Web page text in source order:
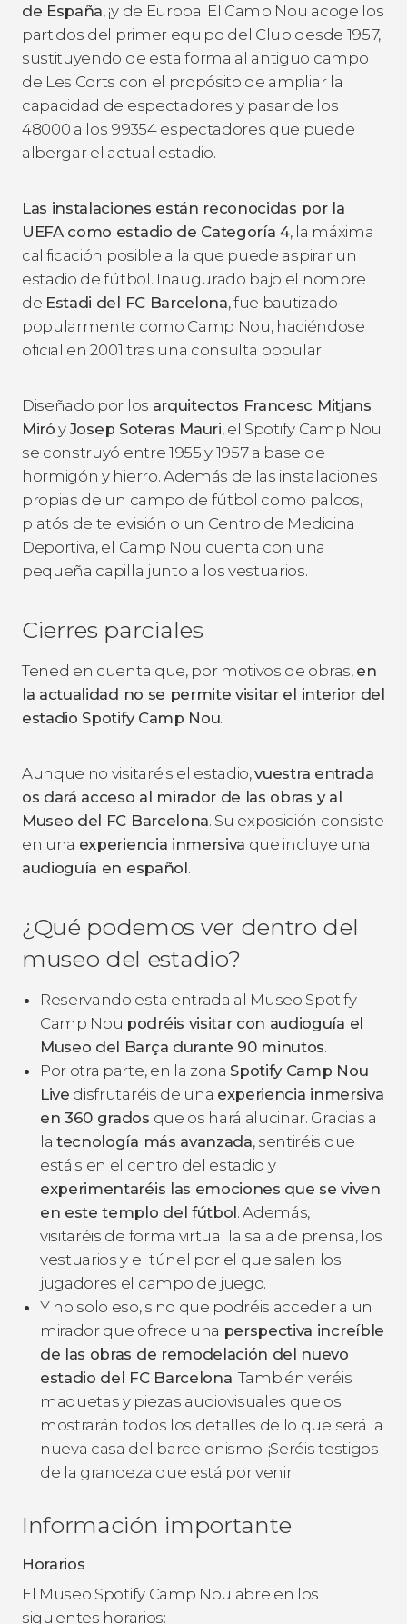
de España, ¡y de Europa! El Camp Nou acoge los
partidos del primer equipo del Club desde 1957,
sustituyendo de esta forma al antiguo campo
de Les Corts con el propósito de ampliar la
capacidad de espectadores y pasar de los
48000 a los 99354 espectadores que puede
albergar el actual estadio.
Las instalaciones están reconocidas por la
UEFA como estadio de Categoría 4, la máxima
calificación posible a la que puede aspirar un
estadio de fútbol. Inaugurado bajo el nombre
de Estadi del FC Barcelona, fue bautizado
popularmente como Camp Nou, haciéndose
oficial en 2001 tras una consulta popular.
Diseñado por los arquitectos Francesc Mitjans
Miró yJosep Soteras Mauri, el Spotify Camp Nou
se construyó entre 1955 y 1957 a base de
hormigón y hierro. Además de las instalaciones
propias de un campo de fútbol como palcos,
platós de televisión o un Centro de Medicina
Deportiva, el Camp Nou cuenta con una
pequeña capilla junto a los vestuarios.
Cierres parciales
Tened en cuenta que, por motivos de obras, en
la actualidad no se permite visitar el interior del
estadio Spotify Camp Nou.
Aunque no visitaréis el estadio,vuestra entrada
os dará acceso al mirador de las obras y al
Museo del FC Barcelona. Su exposición consiste
en una experiencia inmersiva que incluye una
audioguía en español.
¿Qué podemos ver dentro del
museo del estadio?
Reservando esta entrada al Museo Spotify
Camp Nou podréis visitar con audioguía el
Museo del Barça durante 90 minutos.
Por otra parte, en la zona Spotify Camp Nou
Live disfrutaréis de una experiencia inmersiva
en 360 grados que os hará alucinar. Gracias a
latecnología más avanzada, sentiréis que
estáis en el centro del estadio y
experimentaréis las emociones que se viven
en este templo del fútbol. Además,
visitaréis de forma virtual la sala de prensa, los
vestuarios y el túnel por el que salen los
jugadores el campo de juego.
Y no solo eso, sino que podréis acceder a un
mirador que ofrece una perspectiva increíble
de las obras de remodelación del nuevo
estadio del FC Barcelona. También veréis
maquetas y piezas audiovisuales que os
mostrarán todos los detalles de lo que será la
nueva casa del barcelonismo. ¡Seréis testigos
de la grandeza que está por venir!
Información importante
Horarios
El Museo Spotify Camp Nou abre en los
siguientes horarios: